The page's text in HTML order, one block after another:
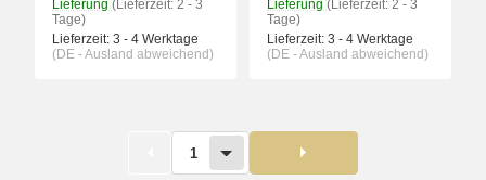
Lieferung (Lieferzeit: 2 - 3
Tage)
Lieferzeit: 3 - 4 Werktage
(DE - Ausland abweichend)
Lieferung (Lieferzeit: 2 - 3
Tage)
Lieferzeit: 3 - 4 Werktage
(DE - Ausland abweichend)
1